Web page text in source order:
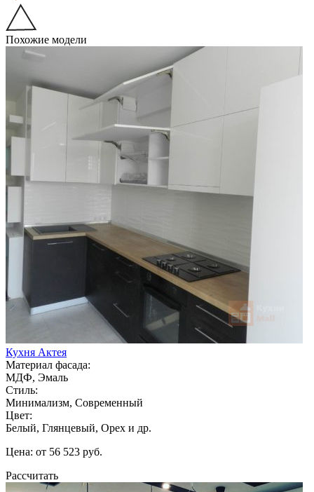
Похожие модели
Кухня Актея
Материал фасада:
МДФ, Эмаль
Стиль:
Минимализм, Современный
Цвет:
Белый, Глянцевый, Орех и др.
Цена: от 56 523 руб.
Рассчитать